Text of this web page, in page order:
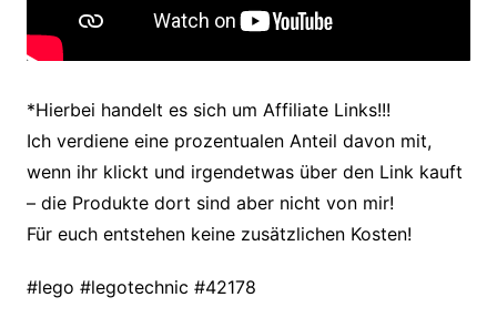
*Hierbei handelt es sich um Affiliate Links!!!
Ich verdiene eine prozentualen Anteil davon mit,
wenn ihr klickt und irgendetwas über den Link kauft
– die Produkte dort sind aber nicht von mir!
Für euch entstehen keine zusätzlichen Kosten!
#lego #legotechnic #42178